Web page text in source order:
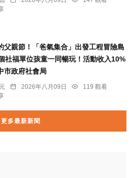
父親節！「爸氣集合」出發工程冒險島
社福單位孩童一同暢玩！活動收入10%
市政府社會局
2026年八月09日
119 觀看
更多最新新聞